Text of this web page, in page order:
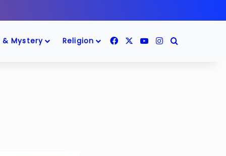
& Mystery Religion FacebookYouTubeInstagram